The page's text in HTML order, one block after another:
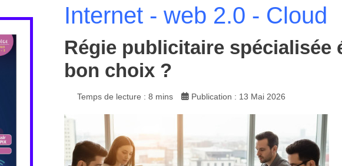
Internet - web 2.0 - Cloud
Régie publicitaire
bon choix ?
Temps de lecture : 8 mins Publication : 13 Mai 2026